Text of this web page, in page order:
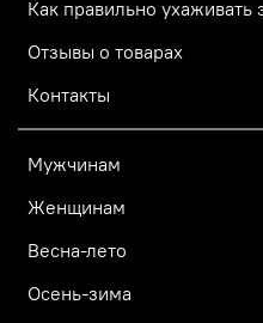
Как правильно
Отзывы о товарах
Контакты
Мужчинам
Женщинам
Весна-лето
Осень-зима